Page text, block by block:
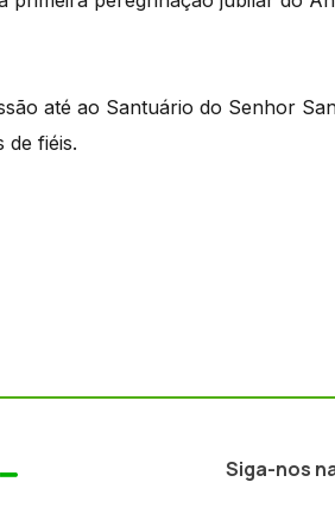
até ao Santuário do Senhor
de fiéis.
Siga-nos